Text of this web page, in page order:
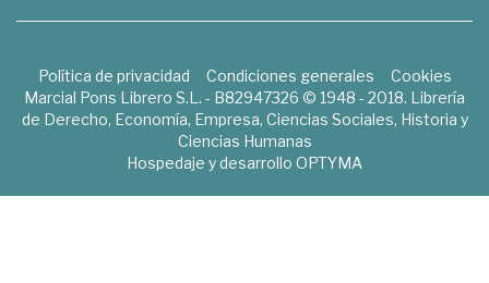
Política de privacidad Condiciones generales
Cookies
Marcial Pons Librero S.L. - B82947326 © 1948 - 2018. Librería
de Derecho, Economía, Empresa, Ciencias Sociales, Historia y
Ciencias Humanas
Hospedaje y desarrollo OPTYMA